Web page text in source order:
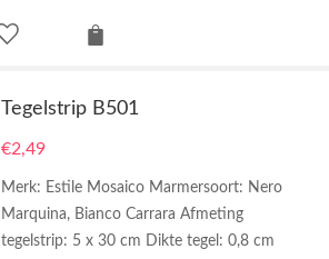
Tegelstrip B501
€2,49
Merk: Estile Mosaico Marmersoort: Nero
Marquina, Bianco Carrara Afmeting
tegelstrip: 5 x 30 cm Dikte tegel: 0,8 cm